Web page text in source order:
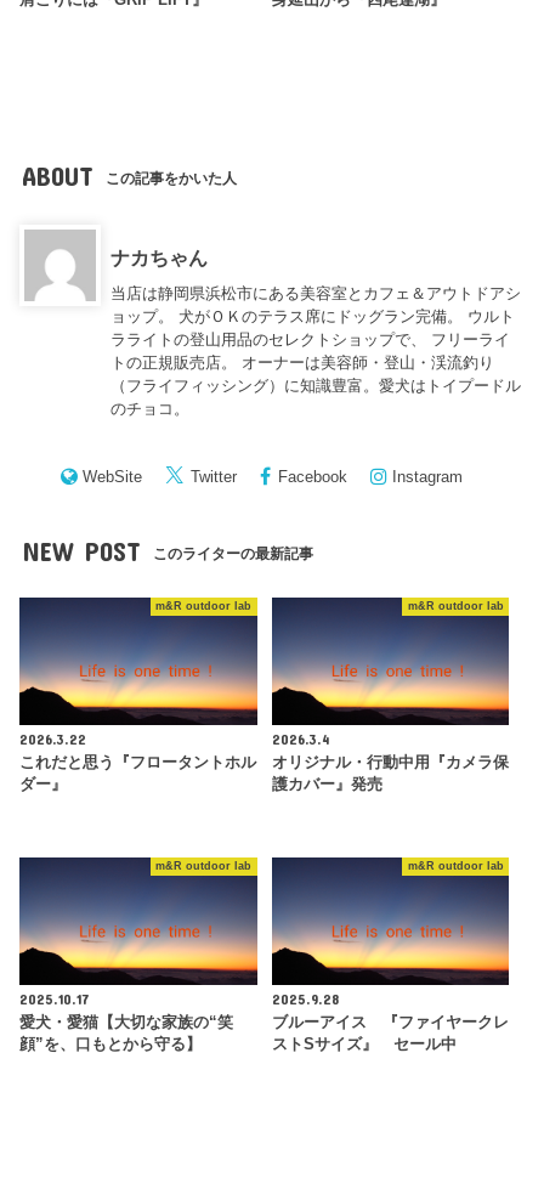
ABOUT この記事をかいた人
ナカちゃん
当店は静岡県浜松市にある美容室とカフェ＆アウトドアシ
ョップ。 犬がＯＫのテラス席にドッグラン完備。 ウルト
ラライトの登山用品のセレクトショップで、 フリーライ
トの正規販売店。 オーナーは美容師・登山・渓流釣り
（フライフィッシング）に知識豊富。愛犬はトイプードル
のチョコ。
WebSite Twitter Facebook Instagram
NEW POST このライターの最新記事
m&R outdoor lab
2026.3.22
これだと思う『フロータントホル
ダー』
m&R outdoor lab
2026.3.4
オリジナル・行動中用『カメラ保
護カバー』発売
m&R outdoor lab
2025.10.17
愛犬・愛猫【大切な家族の“笑
顔”を、口もとから守る】
m&R outdoor lab
2025.9.28
ブルーアイス 『ファイヤークレ
ストSサイズ』 セール中